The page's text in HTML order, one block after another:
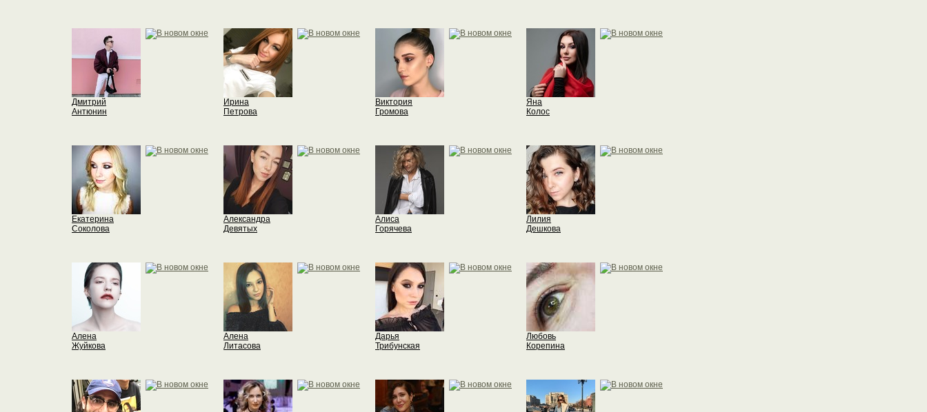
Дмитрий
Антюнин
Ирина
Петрова
Виктория
Громова
Яна
Колос
Екатерина
Соколова
Александра
Девятых
Алиса
Горячева
Лилия
Дешкова
Алена
Жуйкова
Алена
Литасова
Дарья
Трибунская
Любовь
Корепина